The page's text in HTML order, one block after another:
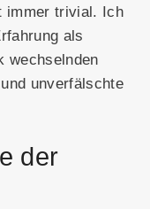
immer trivial. Ich
als
wechselnden
unverfälschte
der